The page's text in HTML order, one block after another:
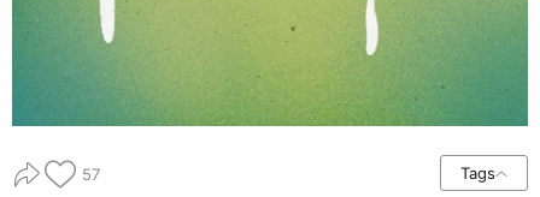
57 Tags